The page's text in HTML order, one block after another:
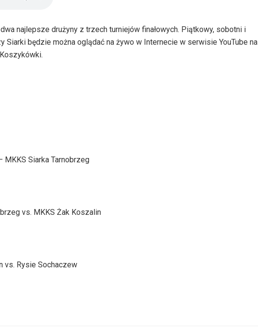
najlepsze drużyny z trzech turniejów finałowych. Piątkowy, sobotni i
Siarki będzie można oglądać na żywo w Internecie w serwisie YouTube na
Siarka Tarnobrzeg
vs. MKKS Żak Koszalin
vs. Rysie Sochaczew